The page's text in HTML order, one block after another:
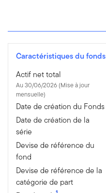
Caractéristiques du fonds
Actif net total
Au 30/06/2026 (Mise à jour
mensuelle)
Date de création du Fonds
Date de création de la
série
Devise de référence du
fond
Devise de référence de la
catégorie de part